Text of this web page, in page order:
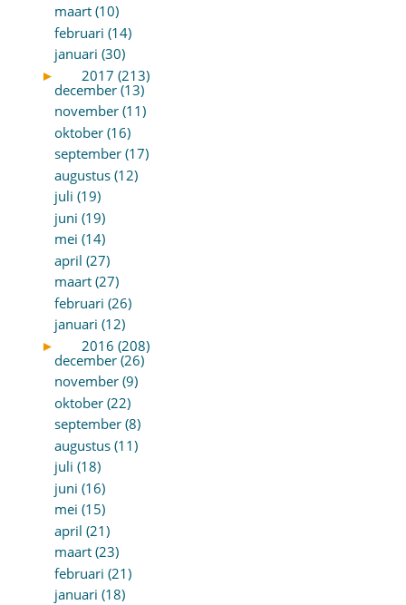
maart (10)
februari (14)
januari (30)
►
2017 (213)
december (13)
november (11)
oktober (16)
september (17)
augustus (12)
juli (19)
juni (19)
mei (14)
april (27)
maart (27)
februari (26)
januari (12)
►
2016 (208)
december (26)
november (9)
oktober (22)
september (8)
augustus (11)
juli (18)
juni (16)
mei (15)
april (21)
maart (23)
februari (21)
januari (18)